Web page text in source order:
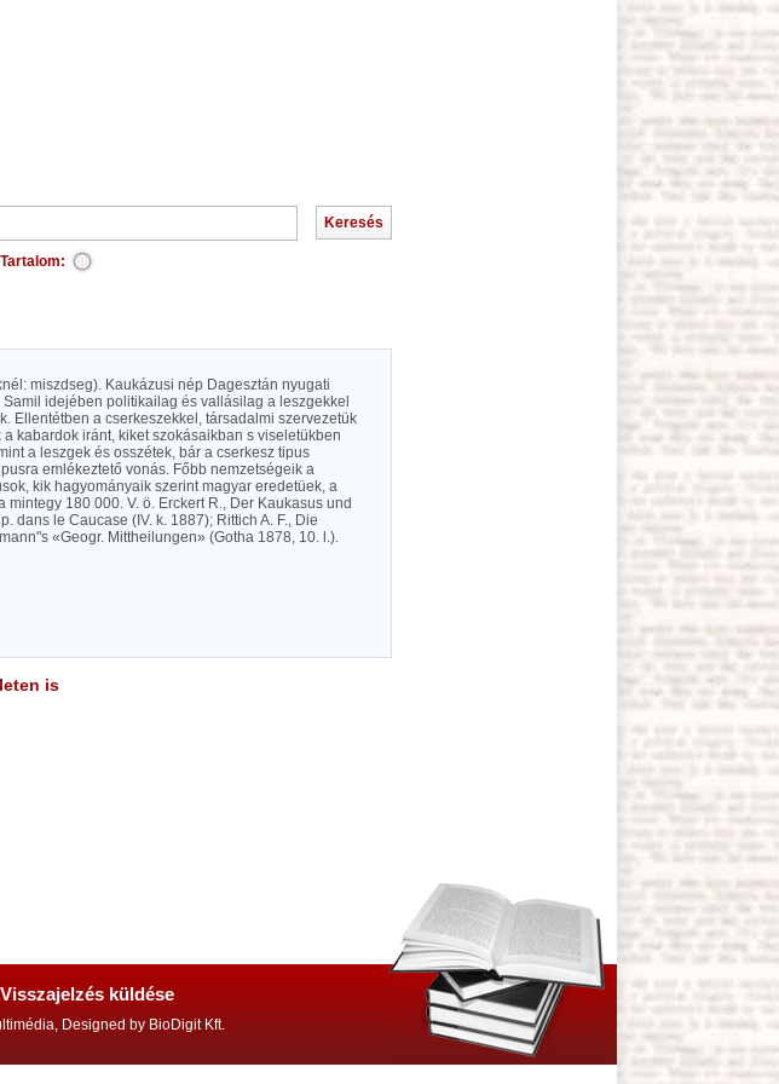
Tartalom:
miszdseg). Kaukázusi nép Dagesztán nyugati
idejében politikailag és vallásilag a leszgekkel
Ellentétben a cserkeszekkel, társadalmi szervezetük
kabardok iránt, kiket szokásaikban s viseletükben
a leszgek és osszétek, bár a cserkesz tipus
emlékeztető vonás. Főbb nemzetségeik a
kik hagyományaik szerint magyar eredetüek, a
180 000. V. ö. Erckert R., Der Kaukasus und
dans le Caucase (IV. k. 1887); Rittich A. F., Die
«Geogr. Mittheilungen» (Gotha 1878, 10. l.).
is
Visszajelzés küldése
Designed by BioDigit Kft.